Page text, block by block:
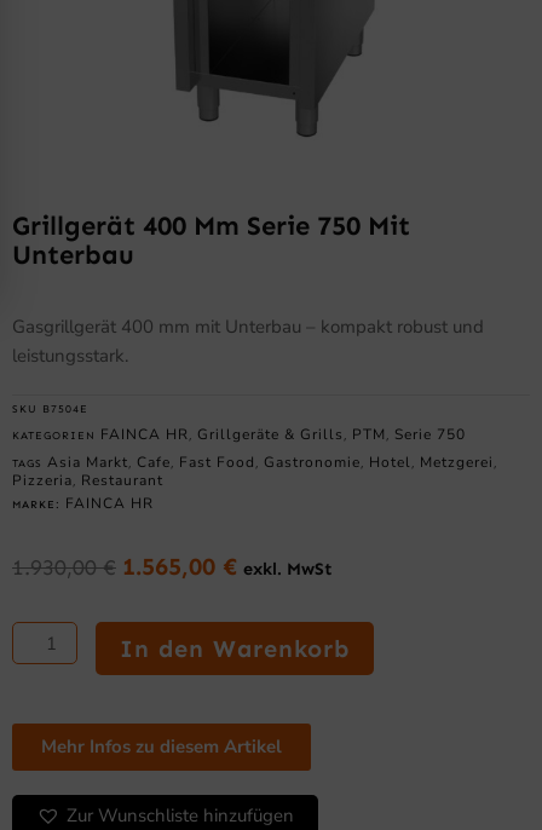
Grillgerät 400 Mm Serie 750 Mit
Unterbau
Gasgrillgerät 400 mm mit Unterbau – kompakt robust und
leistungsstark.
SKU B7504E
KATEGORIEN FAINCA HR Grillgeräte & Grills PTM Serie 750
TAGS Asia Markt Cafe Fast Food Gastronomie Hotel Metzgerei
Pizzeria Restaurant
MARKE: FAINCA HR
1.930,00€ Ursprünglicher
war:
1.930,00 €
1.565,00 € Aktueller
ist:
1.565,00 €.
exkl. MwSt
Grillgerät
mm
750
mit
Unterbau
Menge
In den Warenkorb
Mehr Infos zu diesem Artikel
Zur Wunschliste hinzufügen